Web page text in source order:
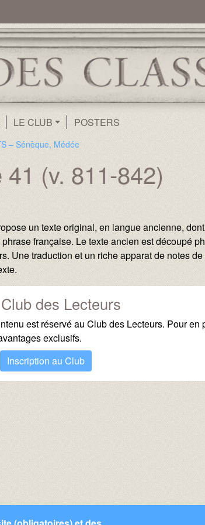
LE CLUB POSTERS
– Sénèque, Médée
(v. 811-842)
un texte original, en langue ancienne,
phrase française. Le texte ancien est découpé
Une traduction et un riche apparat de notes
des Lecteurs
est réservé au Club des Lecteurs. Pour
exclusifs.
Inscription au Club